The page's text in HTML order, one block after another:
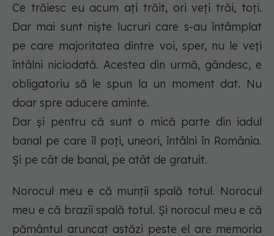
Ce trăiesc eu acum ați trăit, ori veți trăi, toți.
Dar mai sunt niște lucruri care s-au întâmplat
pe care majoritatea dintre voi, sper, nu le veți
întâlni niciodată. Acestea din urmă, gândesc, e
obligatoriu să le spun la un moment dat. Nu
doar spre aducere aminte.
Dar și pentru că sunt o mică parte din iadul
banal pe care îl poți, uneori, întâlni în România.
Și pe cât de banal, pe atât de gratuit.
Norocul meu e că munții spală totul. Norocul
meu e că brazii spală totul. Și norocul meu e că
pământul aruncat astăzi peste el are memoria